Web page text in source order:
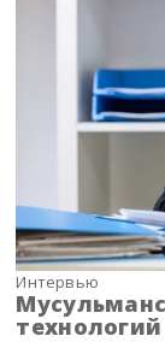
Интервью
технологий